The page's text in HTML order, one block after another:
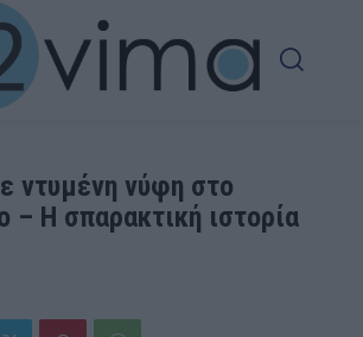
ντυμένη νύφη στο
– Η σπαρακτική ιστορία